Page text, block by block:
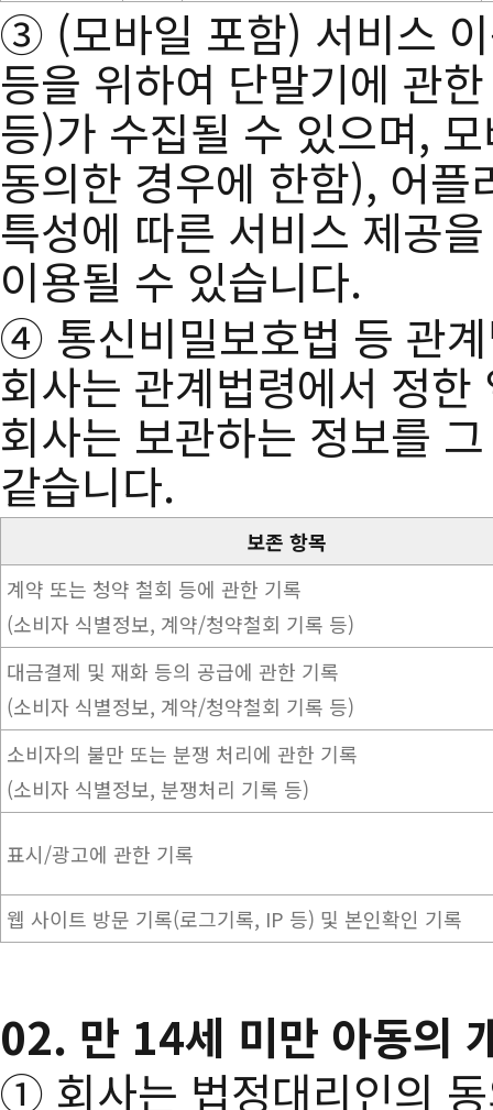
③ (모바일 포함) 서비스
등을 위하여 단말기에 관
등)가 수집될 수 있으며,
동의한 경우에 한함), 어
특성에 따른 서비스 제공
이용될 수 있습니다.
④ 통신비밀보호법 등 관
회사는 관계법령에서 정
회사는 보관하는 정보를
같습니다.
보존 항목
계약 또는 청약 철회 등에 관한 기록
(소비자 식별정보, 계약/청약철회 기록 등)
대금결제 및 재화 등의 공급에 관한 기록
(소비자 식별정보, 계약/청약철회 기록 등)
소비자의 불만 또는 분쟁 처리에 관한 기록
(소비자 식별정보, 분쟁처리 기록 등)
표시/광고에 관한 기록
웹 사이트 방문 기록(로그기록, IP 등) 및 본인확인 기록
02. 만 14세 미만 아동의
① 회사는 법정대리인의